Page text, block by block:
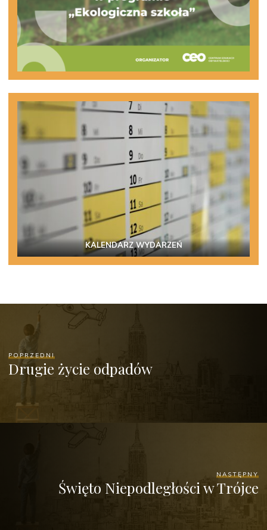
KALENDARZ WYDARZEŃ
POPRZEDNI
Drugie życie odpadów
NASTĘPNY
Święto Niepodległości w Trójce